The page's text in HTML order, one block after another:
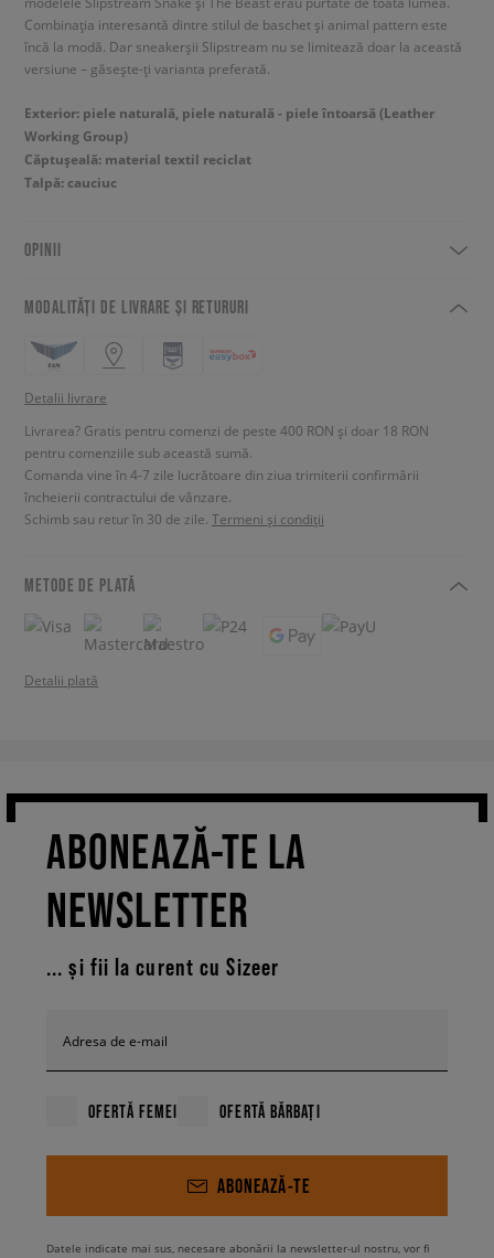
Combinația interesantă dintre stilul de baschet și animal pattern este
încă la modă. Dar sneakerșii Slipstream nu se limitează doar la această
versiune – găsește-ți varianta preferată.
Exterior: piele naturală, piele naturală - piele întoarsă (Leather
Working Group)
Căptușeală: material textil reciclat
Talpă: cauciuc
OPINII
MODALITĂȚI DE LIVRARE ȘI RETURURI
Detalii livrare
Livrarea? Gratis pentru comenzi de peste 400 RON și doar 18 RON
pentru comenziile sub această sumă.
Comanda vine în 4-7 zile lucrătoare din ziua trimiterii confirmării
încheierii contractului de vânzare.
Schimb sau retur în 30 de zile. Termeni și condiții
METODE DE PLATĂ
Detalii plată
ABONEAZĂ-TE LA
NEWSLETTER
... și fii la curent cu Sizeer
Adresa de e-mail
OFERTĂ FEMEI OFERTĂ BĂRBAȚI
ABONEAZĂ-TE
Datele indicate mai sus, necesare abonării la newsletter-ul nostru, vor fi